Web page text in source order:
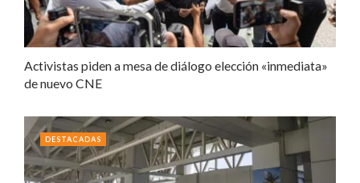
Activistas piden a mesa de diálogo elección «inmediata»
de nuevo CNE
DESTACADAS